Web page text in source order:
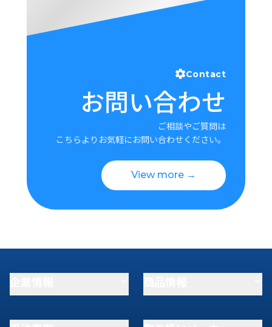
Contact
お問い合わせ
ご相談やご質問は
こちらよりお気軽にお問い合わせください。
View more →